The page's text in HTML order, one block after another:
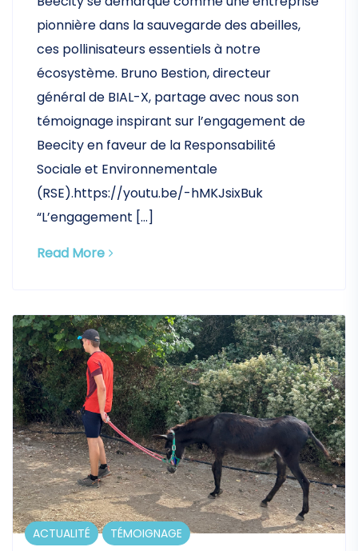
pionnière dans la sauvegarde des abeilles,
ces pollinisateurs essentiels à notre
écosystème. Bruno Bestion, directeur
général de BIAL-X, partage avec nous son
témoignage inspirant sur l’engagement de
Beecity en faveur de la Responsabilité
Sociale et Environnementale
(RSE).https://youtu.be/-hMKJsixBuk
“L’engagement […]
Read More
ACTUALITÉ TÉMOIGNAGE